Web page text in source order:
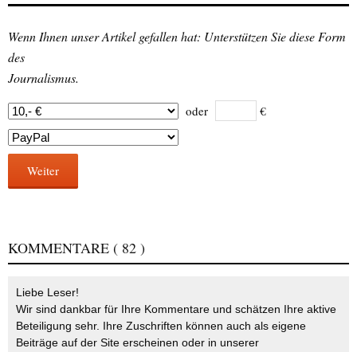
Wenn Ihnen unser Artikel gefallen hat: Unterstützen Sie diese Form
des
Journalismus.
oder €
Weiter
KOMMENTARE ( 82 )
Liebe Leser!
Wir sind dankbar für Ihre Kommentare und schätzen Ihre aktive
Beteiligung sehr. Ihre Zuschriften können auch als eigene
Beiträge auf der Site erscheinen oder in unserer